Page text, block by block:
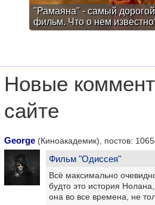
"Рамаяна" - самый
фильм. Что о нем
Новые
сайте
George (Киноакадемик), постов:
Фильм "Одиссея"
Всё максимально
будто это история
она во все времена, не